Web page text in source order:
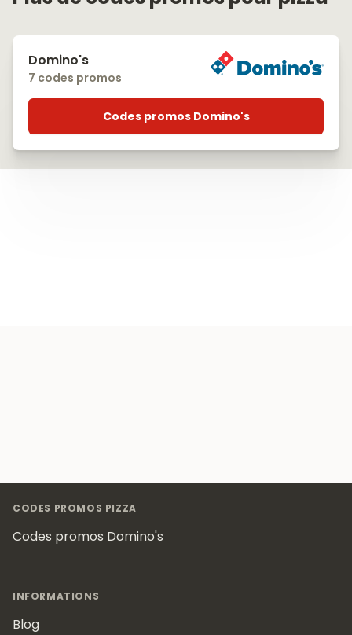
Domino's
7 codes promos
Codes promos Domino's
CODES PROMOS PIZZA
Codes promos Domino's
INFORMATIONS
Blog